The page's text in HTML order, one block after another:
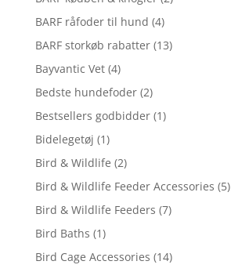
BARF råfoder til hund (4)
BARF storkøb rabatter (13)
Bayvantic Vet (4)
Bedste hundefoder (2)
Bestsellers godbidder (1)
Bidelegetøj (1)
Bird & Wildlife (2)
Bird & Wildlife Feeder Accessories (5)
Bird & Wildlife Feeders (7)
Bird Baths (1)
Bird Cage Accessories (14)